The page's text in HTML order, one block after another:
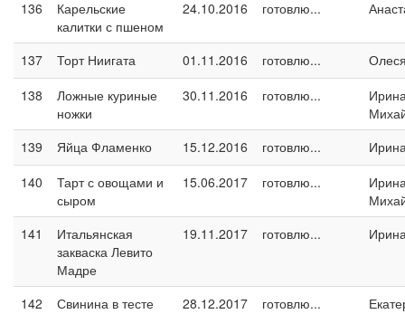
136
Карельские
калитки с пшеном
24.10.2016 готовлю...
137 Торт Ниигата 01.11.2016 готовлю...
138
Ложные куриные
ножки
30.11.2016 готовлю...
139
Яйца Фламенко 15.12.2016 готовлю...
140
Тарт с овощами и
сыром
15.06.2017 готовлю...
141
Итальянская
закваска Левито
Мадре
19.11.2017 готовлю...
142 Свинина в тесте 28.12.2017 готовлю...